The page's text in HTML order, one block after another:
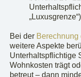
Bei der
weitere Aspekte
Unterhaltspflichtige
Wohnkosten trägt
betreut – dann